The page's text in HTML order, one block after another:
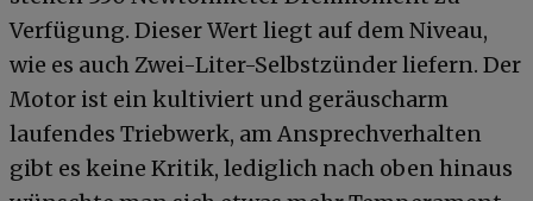
Verfügung. Dieser Wert liegt auf dem Niveau,
wie es auch Zwei-Liter-Selbstzünder liefern. Der
Motor ist ein kultiviert und geräuscharm
laufendes Triebwerk, am Ansprechverhalten
gibt es keine Kritik, lediglich nach oben hinaus